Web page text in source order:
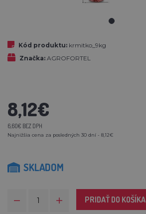
Kód produktu: krmitko_9kg
Značka: AGROFORTEL
8,12€
6,60€ BEZ DPH
Najnižšia cena za posledných 30 dní - 8,12€
SKLADOM
PRIDAŤ DO KOŠÍKA